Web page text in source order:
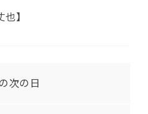
】
次の日